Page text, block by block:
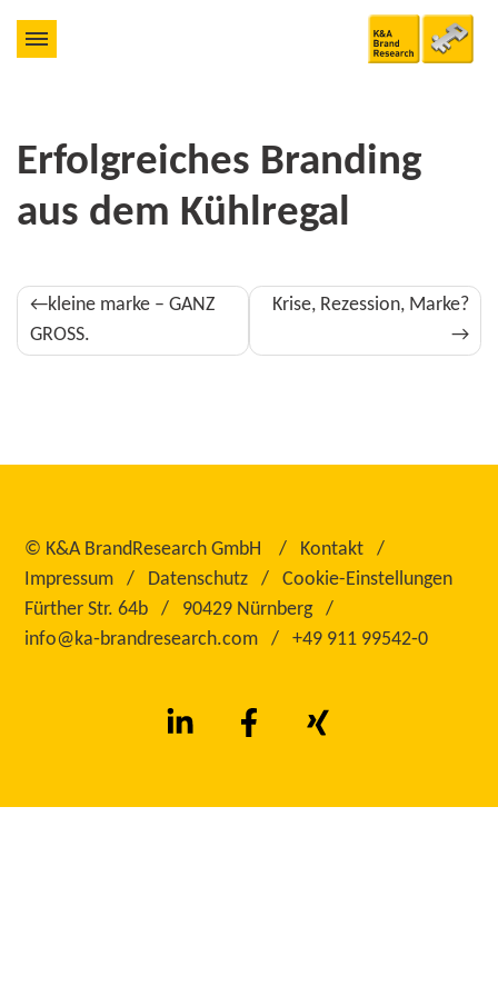
Erfolgreiches Branding
aus dem Kühlregal
Beitragsnavigation
kleine marke – GANZ
GROSS.
Krise, Rezession, Marke?
© K&A BrandResearch GmbH
Kontakt
Impressum
Datenschutz
Cookie-Einstellungen
Fürther Str. 64b
90429 Nürnberg
info@ka‑brandresearch.com
+49 911 99542‑0